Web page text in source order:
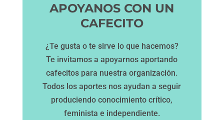
APOYANOS CON UN
CAFECITO
¿Te gusta o te sirve lo que hacemos?
Te invitamos a apoyarnos aportando
cafecitos para nuestra organización.
Todos los aportes nos ayudan a seguir
produciendo conocimiento crítico,
feminista e independiente.